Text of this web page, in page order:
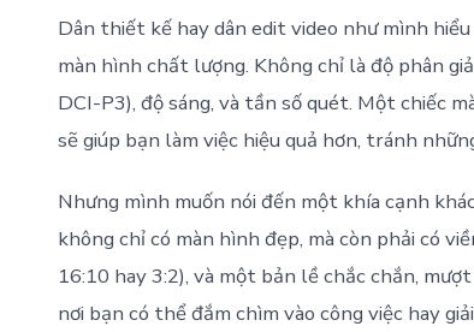
Dân thiết kế hay dân edit video như mình
màn hình chất lượng. Không chỉ là độ phân
DCI-P3), độ sáng, và tần số quét. Một chiếc
sẽ giúp bạn làm việc hiệu quả hơn, tránh
Nhưng mình muốn nói đến một khía cạnh
không chỉ có màn hình đẹp, mà còn phải có
16:10 hay 3:2), và một bản lề chắc chắn,
nơi bạn có thể đắm chìm vào công việc hay